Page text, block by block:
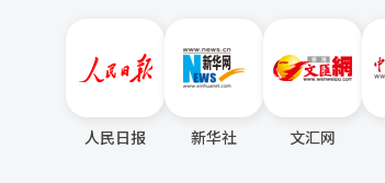
人民日报 新华社 文汇网